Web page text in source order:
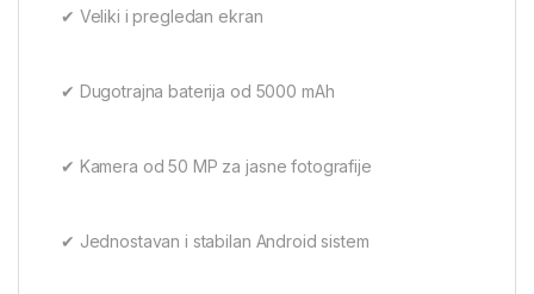
✔ Veliki i pregledan ekran
✔ Dugotrajna baterija od 5000 mAh
✔ Kamera od 50 MP za jasne fotografije
✔ Jednostavan i stabilan Android sistem